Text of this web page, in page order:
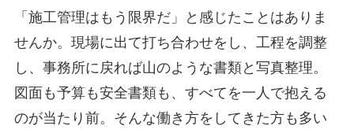
「施工管理はもう限界だ」と感じたことはありま
せんか。現場に出て打ち合わせをし、工程を調整
し、事務所に戻れば山のような書類と写真整理。
図面も予算も安全書類も、すべてを一人で抱える
のが当たり前。そんな働き方をしてきた方も多い